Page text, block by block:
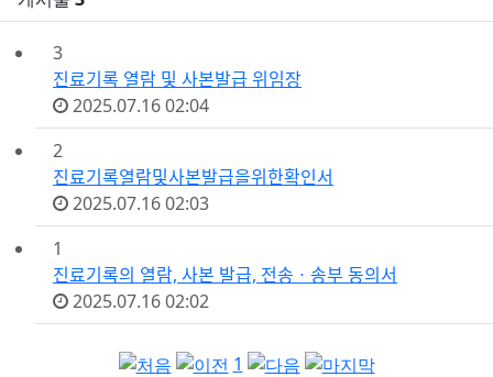
번
호
3
진료기록 열람 및 사본발급 위임장
첨
부
파
일
등
록
2025.07.16 02:04
번
호
2
진료기록열람및사본발급을위한확인서
첨
부
파
일
등
록
2025.07.16 02:03
번
호
1
진료기록의 열람, 사본 발급, 전송ㆍ송부 동의서
첨
부
등
록
2025.07.16 02:02
1